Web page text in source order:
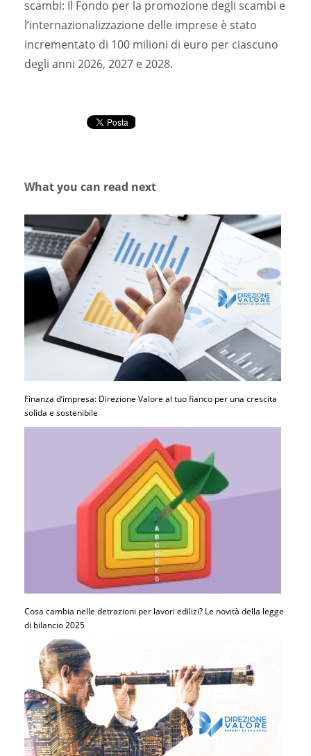
scambi: Il Fondo per la promozione degli scambi e
l’internazionalizzazione delle imprese è stato
incrementato di 100 milioni di euro per ciascuno
degli anni 2026, 2027 e 2028.
What you can read next
Finanza d’impresa: Direzione Valore al tuo fianco per una crescita
solida e sostenibile
Cosa cambia nelle detrazioni per lavori edilizi? Le novità della legge
di bilancio 2025